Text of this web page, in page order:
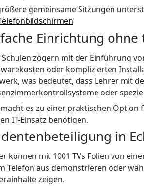
gemeinsame Sitzungen
Einrichtung
Schulen zögern mit der Einführung
oder komplizierten
was bedeutet, dass Lehrer mit
oder
es zu einer praktischen
IT-Einsatz benötigen.
in
können mit 1001 TVs Folien von
Telefon aus demonstrieren oder
zeigen.